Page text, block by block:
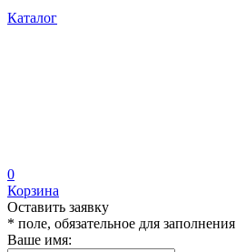
Каталог
0
Корзина
Оставить заявку
* поле, обязательное для заполнения
Ваше имя: